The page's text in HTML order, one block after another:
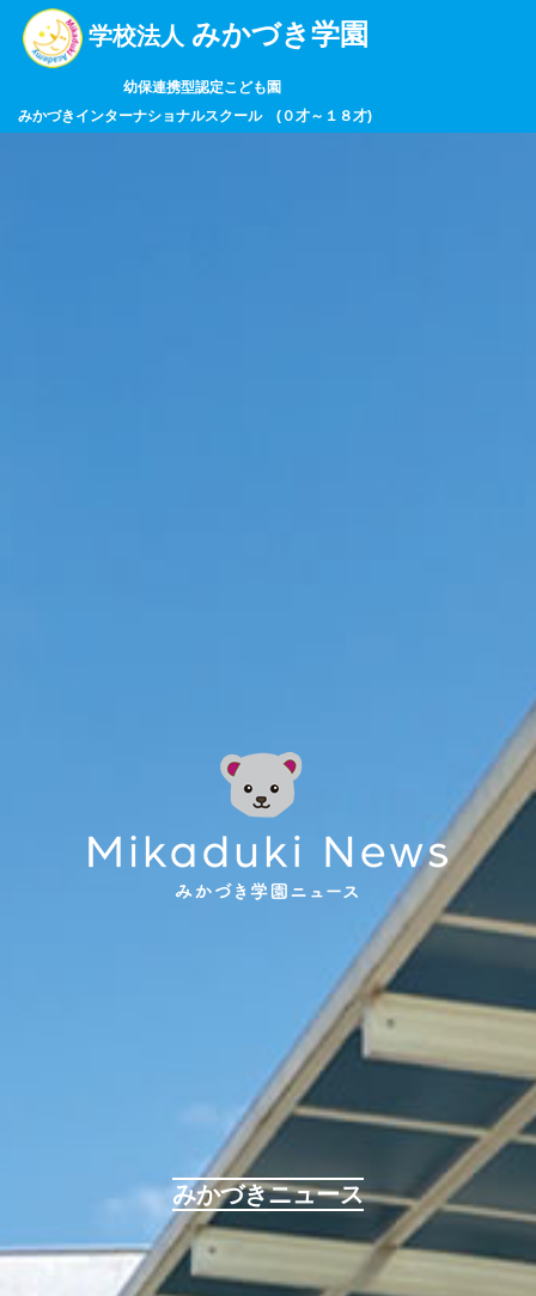
学校法人 みかづき学園
幼保連携型認定こども園
みかづきインターナショナルスクール (０才～１８才)
みかづきニュース